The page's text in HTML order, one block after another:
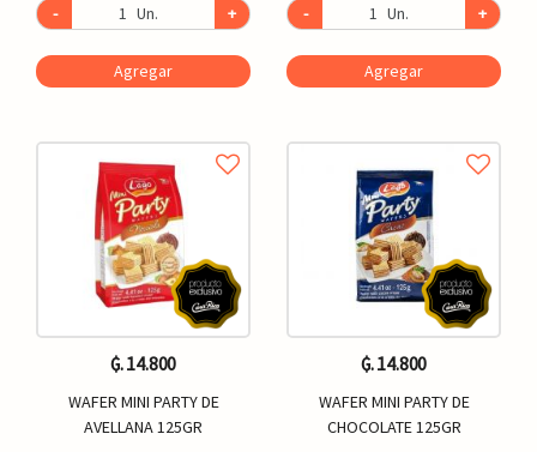
-
Un. +
Agregar
- Un. +
Agregar
₲. 14.800
WAFER MINI PARTY DE
AVELLANA 125GR
₲. 14.800
WAFER MINI PARTY DE
CHOCOLATE 125GR